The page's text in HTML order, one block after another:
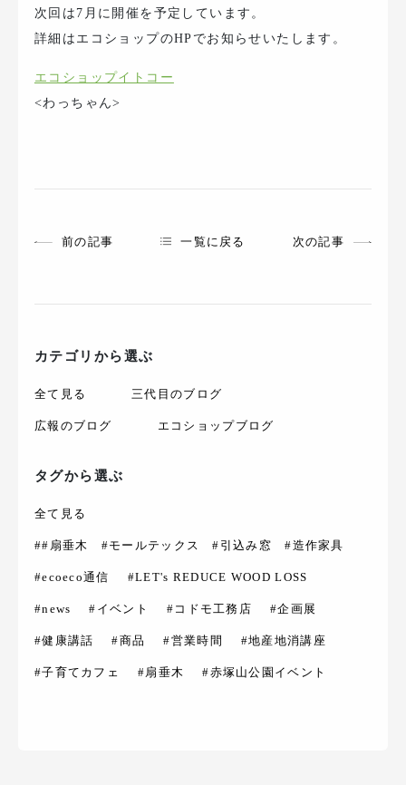
次回は7月に開催を予定しています。
詳細はエコショップのHPでお知らせいたします。
エコショップイトコー
<わっちゃん>
前の記事 一覧に戻る 次の記事
カテゴリから選ぶ
全て見る 三代目のブログ
広報のブログ エコショップブログ
タグから選ぶ
全て見る
##扇垂木 #モールテックス #引込み窓 #造作家具
#ecoeco通信 #LET's REDUCE WOOD LOSS
#news #イベント #コドモ工務店 #企画展
#健康講話 #商品 #営業時間 #地産地消講座
#子育てカフェ #扇垂木 #赤塚山公園イベント